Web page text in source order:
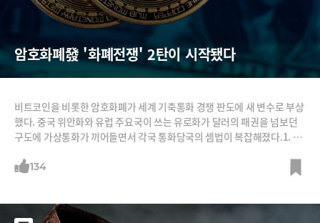
암호화폐發 '화폐전쟁' 2탄이 시작됐다
비트코인을 비롯한 암호화폐가 세계 기축통화 경쟁 판도에 새 변수로 부상
했다. 중국 위안화와 유럽 주요국이 쓰는 유로화가 달러의 패권을 넘보던
구도에 가상통화가 끼어들면서 각국 통화당국의 셈법이 복잡해졌다.1. 암
화 위상을 둘러싼 '화폐전쟁'은 패권을 쥐고 있던 달러와 이에 도전한 위안,
번째 구성통화가
134